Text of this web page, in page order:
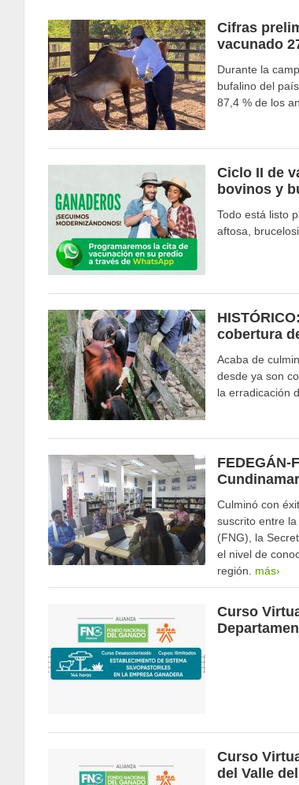
Cifras
vacunado
Durante la
bufalino del
87,4 % de los
Ciclo II de
bovinos y
Todo está listo
aftosa,
cobertura
Acaba de
desde ya son
la erradicación
Culminó con
suscrito entre
(FNG), la
el nivel de
región. más›
Curso
Curso
del Valle